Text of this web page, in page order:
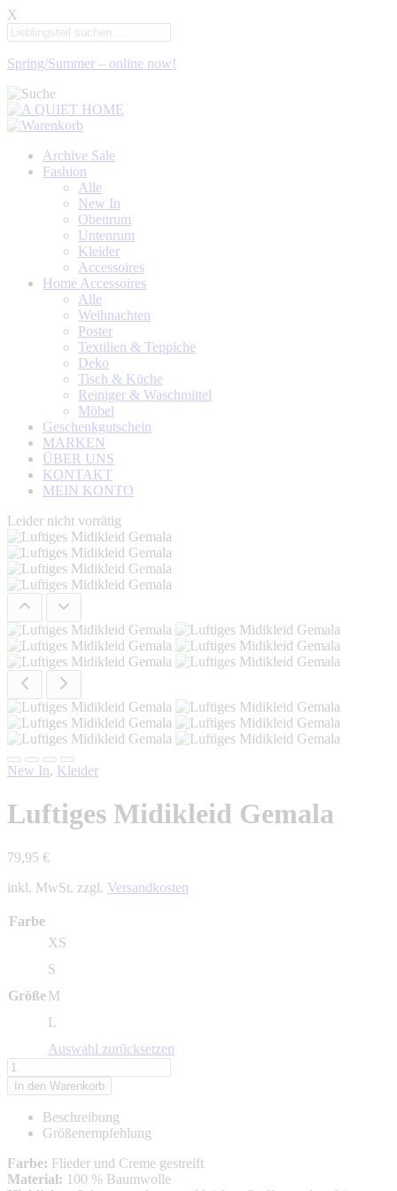
X
Spring/Summer – online now!
Archive Sale
Fashion
Alle
New In
Obenrum
Untenrum
Kleider
Accessoires
Home Accessoires
Alle
Weihnachten
Poster
Textilien & Teppiche
Deko
Tisch & Küche
Reiniger & Waschmittel
Möbel
Geschenkgutschein
MARKEN
ÜBER UNS
KONTAKT
MEIN KONTO
Leider nicht vorrätig
New In, Kleider
Luftiges Midikleid Gemala
79,95 €
inkl. MwSt. zzgl. Versandkosten
Farbe
Größe
XS
S
M
L
Auswahl zurücksetzen
Luftiges
Midikleid
Gemala
Menge
In den Warenkorb
Beschreibung
Größenempfehlung
Farbe: Flieder und Creme gestreift
Material: 100 % Baumwolle